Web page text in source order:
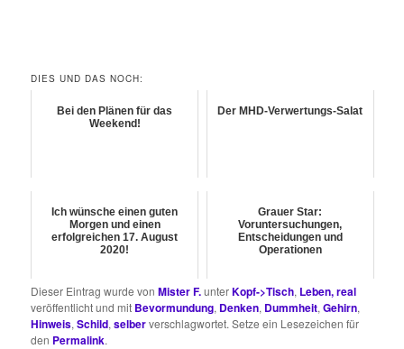
DIES UND DAS NOCH:
Bei den Plänen für das
Weekend!
Der MHD-Verwertungs-Salat
Ich wünsche einen guten
Morgen und einen
erfolgreichen 17. August
2020!
Grauer Star:
Voruntersuchungen,
Entscheidungen und
Operationen
Dieser Eintrag wurde vonMister F.unterKopf->Tisch, Leben, real
veröffentlicht und mit Bevormundung, Denken, Dummheit,Gehirn,
Hinweis,Schild,selberverschlagwortet. Setze ein Lesezeichen für
den Permalink.